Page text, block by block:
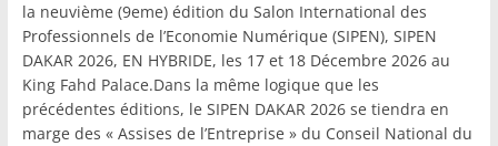
la neuvième (9eme) édition du Salon International des
Professionnels de l’Economie Numérique (SIPEN), SIPEN
DAKAR 2026, EN HYBRIDE, les 17 et 18 Décembre 2026 au
King Fahd Palace.Dans la même logique que les
précédentes éditions, le SIPEN DAKAR 2026 se tiendra en
marge des « Assises de l’Entreprise » du Conseil National du